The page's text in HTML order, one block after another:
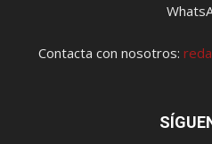
Contacta con nosotros: